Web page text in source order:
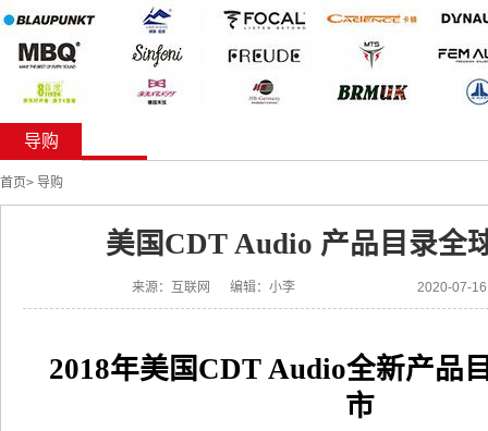
导购
首页> 导购
美国CDT Audio 产品目录全
来源：互联网 编辑：小李 2020-07-
2018年美国CDT Audio全新产品
市